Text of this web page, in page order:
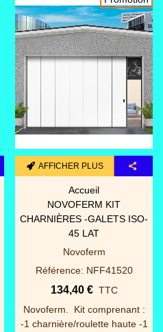
AFFICHER PLUS
Accueil
NOVOFERM KIT
CHARNIÈRES -GALETS ISO-
45 LAT
Novoferm
Référence: NFF41520
134,40 € TTC
Novoferm. Kit comprenant :
-1 charnière/roulette haute -1